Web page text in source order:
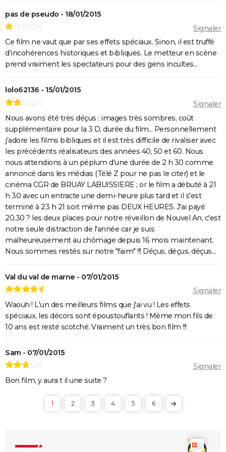
Hunger Games, Lever de soleil sur la Moisson : Effie,
Haymitch... des personnages bien connus dans la
bande-annonce
Doctor Strange 2 : que signifient les scènes post-
génériques ? On vous explique
diviser les fans du film culte ?
Kraven le chasseur : le film Marvel s'offre une
sanglante bande-annonce, quelle date de sortie ?
Thunderbolts* : le dernier film Marvel vaut-il le
coup ? Les critiques sont (presque) unanimes
Mad Max Fury Road : synopsis, casting, bande-
annonce, streaming, avis...
John Wick 4 : casting, avis, critiques, suite, séances,
streaming...
Black Panther 2 : de quoi est mort l'acteur Chadwick
Boseman ?
Furiosa : que vaut le prequel de "Mad Max Fury
The Batman : intrigue, casting, avis, streaming,
bande-annonce...
Piège de cristal
Batman v Superman : le crossover de super-héros a-
t-il une suite ?
film ?
streaming et à quel prix ?
Les Éternels : que signifient les scènes post-
pas de pseudo - 18/01/2015
Signaler
Ce film ne vaut que par ses effets spéciaux. Sinon, il est truffé
d'incohérences historiques et bibliques. Le metteur en scène
prend vraiment les spectateurs pour des gens incultes...
lolo62136 - 15/01/2015
Signaler
Nous avons été très déçus : images très sombres, coût
supplémentaire pour la 3 D, durée du film... Personnellement
j'adore les films bibliques et il est très difficile de rivaliser avec
les précédents réalisateurs des années 40, 50 et 60. Nous
nous attendions à un péplum d'une durée de 2 h 30 comme
annoncé dans les médias (Télé Z pour ne pas le citer) et le
cinéma CGR de BRUAY LABUISSIERE ; or le film a débuté à 21
h 30 avec un entracte une demi-heure plus tard et il s'est
terminé à 23 h 21 soit même pas DEUX HEURES. J'ai payé
20,30 ? les deux places pour notre réveillon de Nouvel An, c'est
notre seule distraction de l'année car je suis
malheureusement au chômage depuis 16 mois maintenant.
Nous sommes restés sur notre "faim" !!! Déçus, déçus, déçus...
Val du val de marne - 07/01/2015
Signaler
Waouh ! L'un des meilleurs films que j'ai vu ! Les effets
spéciaux, les décors sont époustouflants ! Même mon fils de
10 ans est resté scotché. Vraiment un très bon film !!!
Sam - 07/01/2015
Signaler
Bon film, y aura t il une suite ?
1 2 3 4 5 6